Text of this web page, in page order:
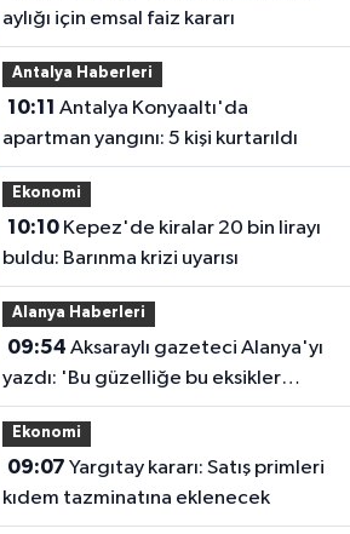
aylığı için emsal faiz kararı
Antalya Haberleri
10:11
apartman yangını: 5 kişi kurtarıldı
Ekonomi
10:10Kepez'de kiralar 20 bin lirayı
buldu: Barınma krizi uyarısı
Alanya Haberleri
09:54
yazdı: 'Bu güzelliğe bu eksikler
yakışmıyor'
Ekonomi
09:07
kıdem tazminatına eklenecek